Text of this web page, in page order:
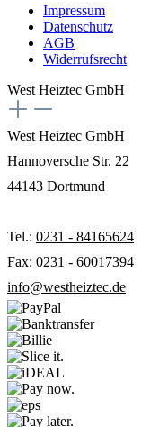
Impressum
Datenschutz
AGB
Widerrufsrecht
West Heiztec GmbH
West Heiztec GmbH
Hannoversche Str. 22
44143 Dortmund
Tel.: 0231 - 84165624
Fax: 0231 - 60017394
info@westheiztec.de